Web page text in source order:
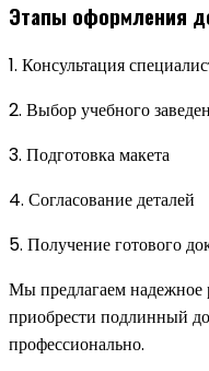
Этапы оформления
1. Консультация
2. Выбор учебного
3. Подготовка макета
4. Согласование деталей
5. Получение готового
Мы предлагаем надежное
приобрести подлинный
профессионально.